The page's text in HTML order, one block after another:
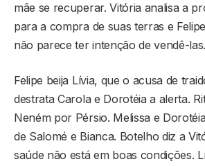
mãe se recuperar. Vitória analisa a
para a compra de suas terras e
não parece ter intenção de vendê-las.
Felipe beija Lívia, que o acusa de
destrata Carola e Dorotéia a alerta.
Neném por Pérsio. Melissa e
de Salomé e Bianca. Botelho diz a
saúde não está em boas condições.